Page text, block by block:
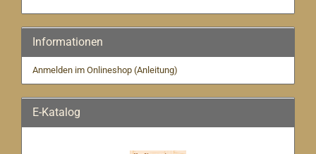
Informationen
Anmelden im Onlineshop (Anleitung)
E-Katalog